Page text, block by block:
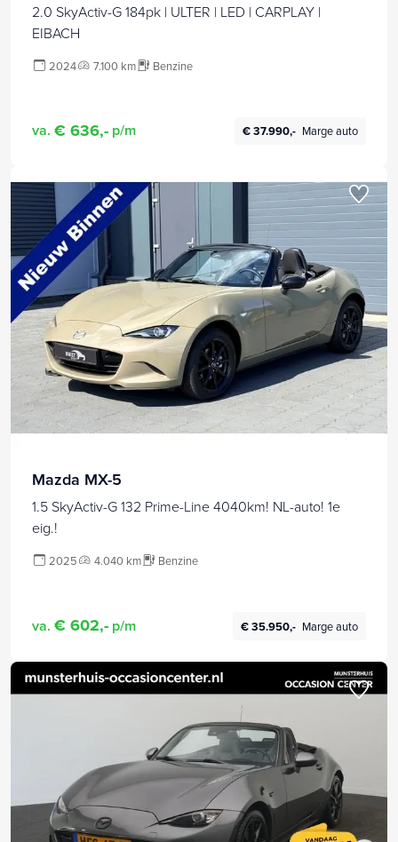
2.0 SkyActiv-G 184pk | ULTER | LED | CARPLAY |
EIBACH
2024 7.100 km Benzine
va. € 636,- p/m € 37.990,- Marge auto
Mazda MX-5
1.5 SkyActiv-G 132 Prime-Line 4040km! NL-auto! 1e
eig.!
2025 4.040 km Benzine
va. € 602,- p/m € 35.950,- Marge auto